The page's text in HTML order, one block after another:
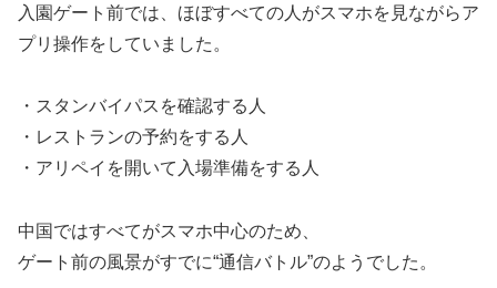
入園ゲート前では、ほぼすべての人がスマホを見ながらア
プリ操作をしていました。
・スタンバイパスを確認する人
・レストランの予約をする人
・アリペイを開いて入場準備をする人
中国ではすべてがスマホ中心のため、
ゲート前の風景がすでに“通信バトル”のようでした。